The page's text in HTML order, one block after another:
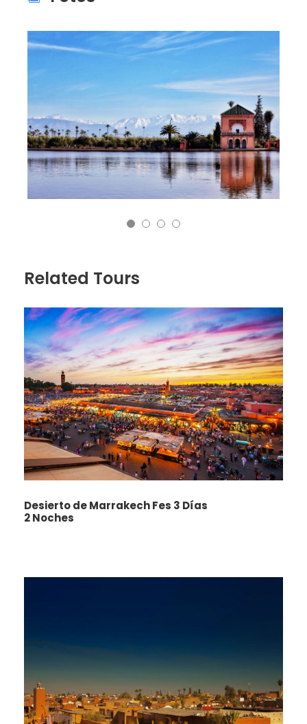
Related Tours
Desierto de Marrakech Fes 3 Días
2 Noches